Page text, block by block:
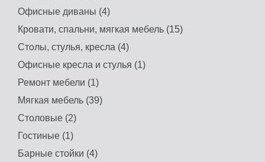
Офисные диваны (4)
Кровати, спальни, мягкая мебель (15)
Столы, стулья, кресла (4)
Офисные кресла и стулья (1)
Ремонт мебели (1)
Мягкая мебель (39)
Столовые (2)
Гостиные (1)
Барные стойки (4)